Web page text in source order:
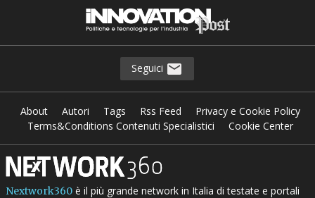
Seguici
About Autori Tags Rss Feed
Privacy e Cookie Policy
Terms&Conditions Contenuti Specialistici
Cookie Center
Nextwork360è il più grande network in Italia di testate e portali